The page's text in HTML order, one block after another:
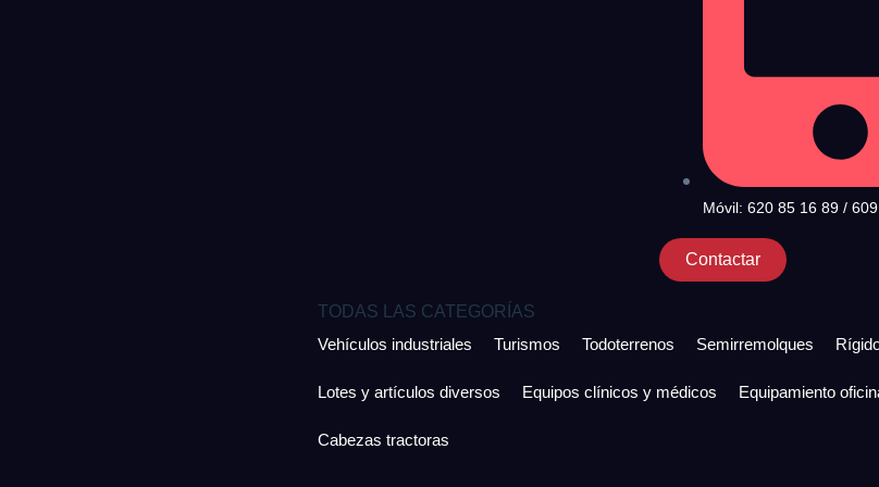
Móvil: 620 85 16 89 /
Contactar
TODAS LAS CATEGORÍAS
Vehículos industriales
Turismos Todoterrenos Semirremolques
Lotes y artículos diversos Equipos clínicos y médicos Equipamiento
Cabezas tractoras